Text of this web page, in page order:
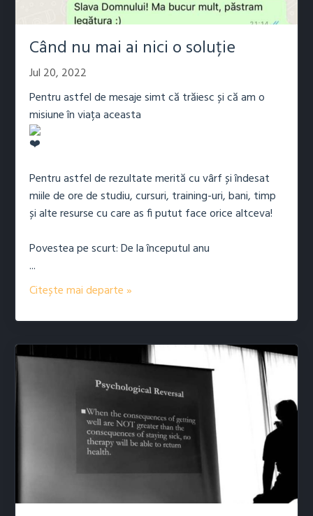
Când nu mai ai nici o soluție
Jul 20, 2022
Pentru astfel de mesaje simt că trăiesc și că am o
misiune în viața aceasta
Pentru astfel de rezultate merită cu vârf și îndesat
miile de ore de studiu, cursuri, training-uri, bani, timp
și alte resurse cu care as fi putut face orice altceva!
Povestea pe scurt: De la începutul anu
...
Citește mai departe »